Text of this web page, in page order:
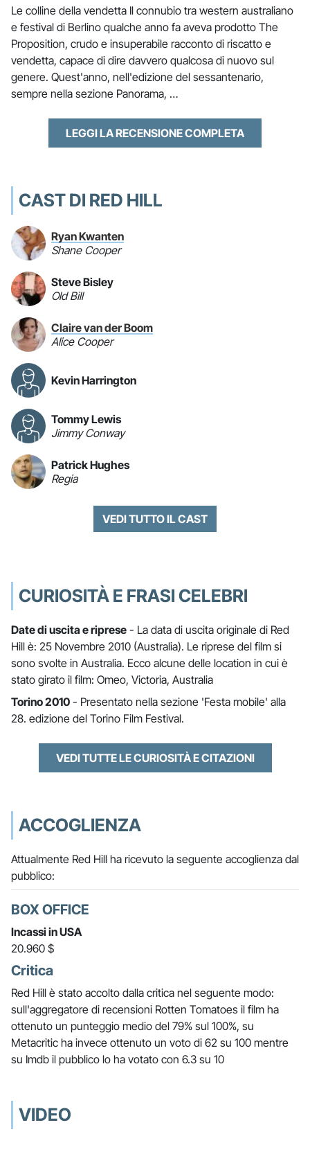
Le colline della vendetta Il connubio tra western australiano
e festival di Berlino qualche anno fa aveva prodotto The
Proposition, crudo e insuperabile racconto di riscatto e
vendetta, capace di dire davvero qualcosa di nuovo sul
genere. Quest'anno, nell'edizione del sessantenario,
sempre nella sezione Panorama, …
LEGGI LA RECENSIONE COMPLETA
CAST DI RED HILL
Ryan Kwanten
Shane Cooper
Steve Bisley
Old Bill
Claire van der Boom
Alice Cooper
Kevin Harrington
Tommy Lewis
Jimmy Conway
Patrick Hughes
Regia
VEDI TUTTO IL CAST
CURIOSITÀ E FRASI CELEBRI
Date di uscita e riprese - La data di uscita originale di Red
Hill è: 25 Novembre 2010 (Australia). Le riprese del film si
sono svolte in Australia. Ecco alcune delle location in cui è
stato girato il film: Omeo, Victoria, Australia
Torino 2010 - Presentato nella sezione 'Festa mobile' alla
28. edizione del Torino Film Festival.
VEDI TUTTE LE CURIOSITÀ E CITAZIONI
ACCOGLIENZA
Attualmente Red Hill ha ricevuto la seguente accoglienza dal
pubblico:
BOX OFFICE
Incassi in USA
20.960 $
Critica
Red Hill è stato accolto dalla critica nel seguente modo:
sull'aggregatore di recensioni Rotten Tomatoes il film ha
ottenuto un punteggio medio del 79% sul 100%, su
Metacritic ha invece ottenuto un voto di 62 su 100 mentre
su Imdb il pubblico lo ha votato con 6.3 su 10
VIDEO